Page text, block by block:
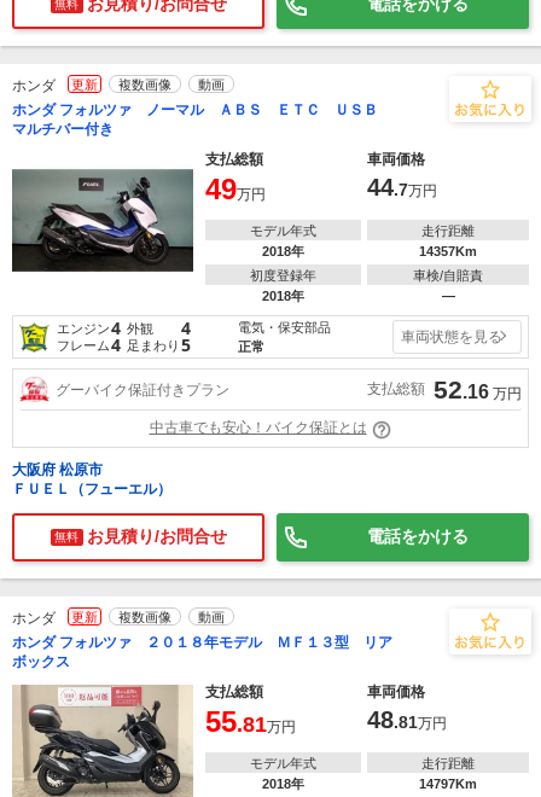
無料
ホンダ 更新 複数画像 動画
ホンダ フォルツァ ノーマル ＡＢＳ ＥＴＣ ＵＳＢ
マルチバー付き
支払総額
車両価格
49万円 44.7万円
モデル年式
2018年
走行距離
14357Km
初度登録年
2018年
車検/自賠責
―
エンジン4 外観 4
フレーム4 足まわり 5
電気・保安部品
正常
車両状態を見る
グーバイク保証付きプラン 支払総額 52.16 万円
中古車でも安心！バイク保証とは
大阪府 松原市
ＦＵＥＬ（フューエル）
無料 お見積り/お問合せ 電話をかける
ホンダ 更新 複数画像 動画
ホンダ フォルツァ ２０１８年モデル ＭＦ１３型 リア
ボックス
支払総額
車両価格
55.81万円 48.81万円
モデル年式
2018年
走行距離
14797Km